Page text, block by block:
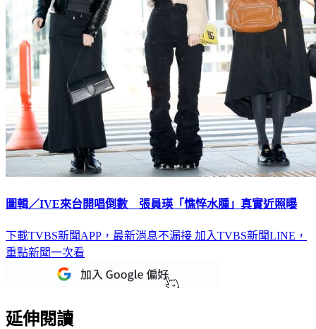
圖輯／IVE來台開唱倒數 張員瑛「憔悴水腫」真實近照曝
下載TVBS新聞APP，最新消息不漏接 加入TVBS新聞LINE，
重點新聞一次看
延伸閱讀